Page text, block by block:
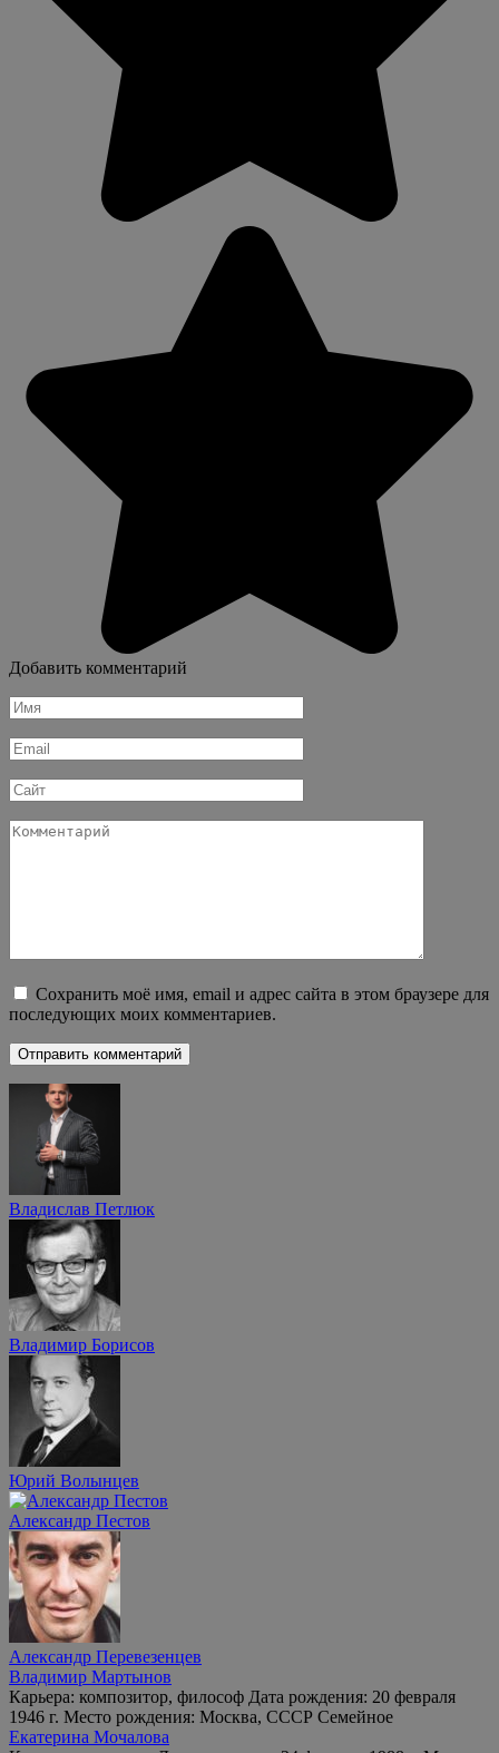
Добавить комментарий
Имя
*
Email
*
Сайт
Комментарий
Сохранить моё имя, email и адрес сайта в этом браузере для
последующих моих комментариев.
Владислав Петлюк
Владимир Борисов
Юрий Волынцев
Александр Пестов
Александр Перевезенцев
Владимир Мартынов
Карьера: композитор, философ Дата рождения: 20 февраля
1946 г. Место рождения: Москва, СССР Семейное
Екатерина Мочалова